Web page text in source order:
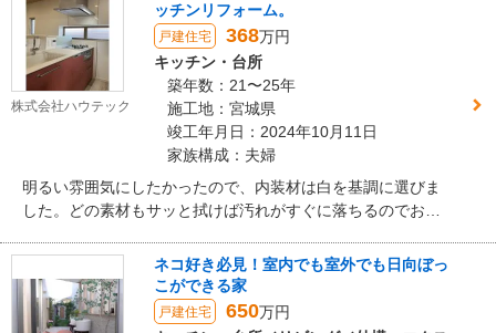
株式会社ハウテック
ッチンリフォーム。
戸建住宅 368万円
キッチン・台所
築年数：21〜25年
施工地：宮城県
竣工年月日：2024年10月11日
家族構成：夫婦
明るい雰囲気にしたかったので、内装材は白を基調に選びま
した。どの素材もサッと拭けば汚れがすぐに落ちるのでお掃
かげで、キッチンの上をいつもスッキリさせておくことがで
き、また家事時間を短縮、奥様の自分時間を増やす強い味方
となりました。
ネコ好き必見！室内でも室外でも日向ぼっ
こができる家
戸建住宅 650万円